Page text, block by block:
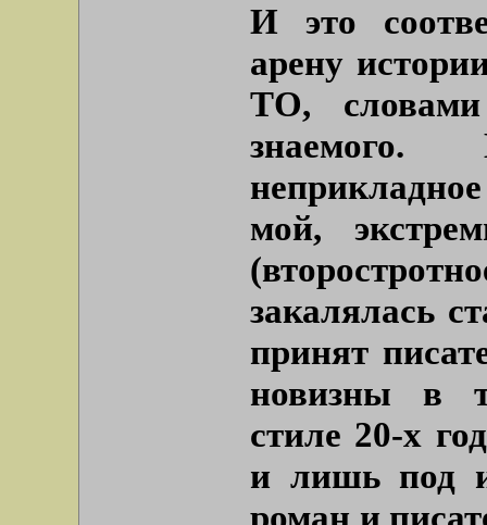
И это
арену
ТО,
мой,
закалялась
принят
новизны в
стиле 20-х
и лишь под